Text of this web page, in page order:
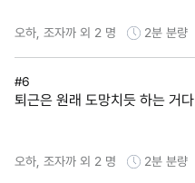
오하, 조자까 외 2 명 2분 분량
#6
퇴근은 원래 도망치듯 하는 거다
오하, 조자까 외 2 명 2분 분량